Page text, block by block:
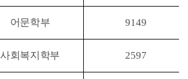
어문학부 9149
사회복지학부 2597